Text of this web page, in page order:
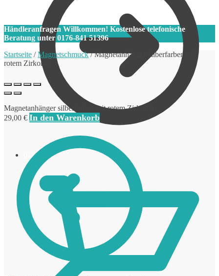
0,00
Händleranfragen Willkommen! Kostenlose telefonische
Beratung unter 0176-841 51396
Startseite /Magnetschmuck/Magnetanhänger silberfarben mit
rotem Zirkonia
Magnetanhänger silberfarben mit rotem Zirkonia
29,00 € In den Warenkorb